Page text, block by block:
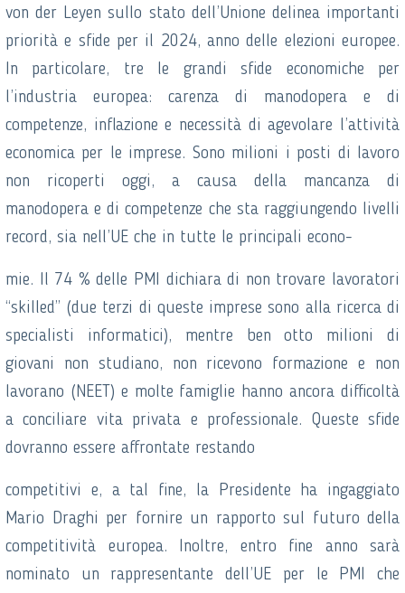
von der Leyen sullo stato dell’Unione delinea importanti
priorità e sfide per il 2024, anno delle elezioni europee.
In particolare, tre le grandi sfide economiche per
l’industria europea: carenza di manodopera e di
competenze, inflazione e necessità di agevolare l’attività
economica per le imprese. Sono milioni i posti di lavoro
non ricoperti oggi, a causa della mancanza di
manodopera e di competenze che sta raggiungendo livelli
record, sia nell’UE che in tutte le principali econo-
mie. Il 74 % delle PMI dichiara di non trovare lavoratori
“skilled” (due terzi di queste imprese sono alla ricerca di
specialisti informatici), mentre ben otto milioni di
giovani non studiano, non ricevono formazione e non
lavorano (NEET) e molte famiglie hanno ancora difficoltà
a conciliare vita privata e professionale. Queste sfide
dovranno essere affrontate restando
competitivi e, a tal fine, la Presidente ha ingaggiato
Mario Draghi per fornire un rapporto sul futuro della
competitività europea. Inoltre, entro fine anno sarà
nominato un rappresentante dell’UE per le PMI che